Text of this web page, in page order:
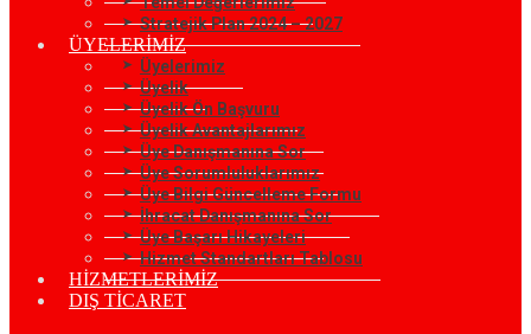
Stratejik Plan 2024 – 2027
ÜYELERİMİZ
Üyelerimiz
Üyelik
Üyelik Ön Başvuru
Üyelik Avantajlarımız
Üye Danışmanına Sor
Üye Sorumluluklarımız
Üye Bilgi Güncelleme Formu
İhracat Danışmanına Sor
Üye Başarı Hikayeleri
Hizmet Standartları Tablosu
HİZMETLERİMİZ
DIŞ TİCARET